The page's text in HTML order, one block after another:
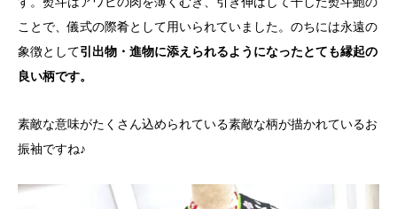
ことで、儀式の際肴として用いられていました。のちには永遠の
象徴として引出物・進物に添えられるようになったとても縁起の
良い柄です。
素敵な意味がたくさん込められている素敵な柄が描かれているお
振袖ですね♪